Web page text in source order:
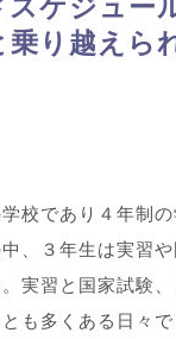
スケジュー
乗り越えら
校であり４年制
、３年生は実習
実習と国家試験
も多くある日々